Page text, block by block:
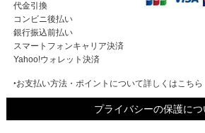
代金引換
コンビニ後払い
銀行振込前払い
スマートフォンキャリア決済
Yahoo!ウォレット決済
‣お支払い方法・ポイントについて詳しくはこちら
プライバシーの保護につ